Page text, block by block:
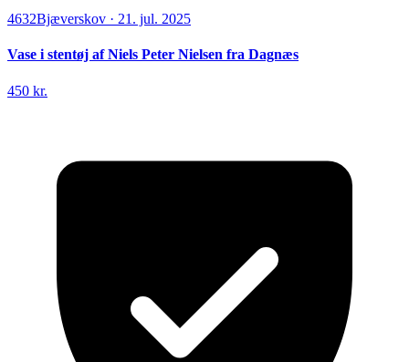
4632Bjæverskov · 21. jul. 2025
Vase i stentøj af Niels Peter Nielsen fra Dagnæs
450 kr.